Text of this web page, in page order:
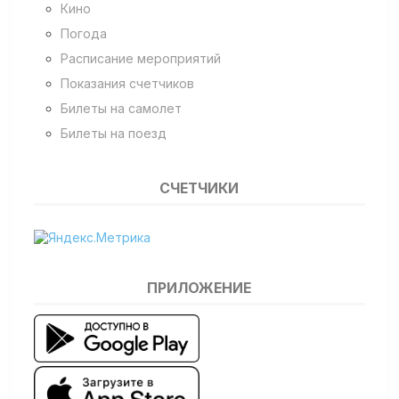
Кино
Погода
Расписание мероприятий
Показания счетчиков
Билеты на самолет
Билеты на поезд
СЧЕТЧИКИ
ПРИЛОЖЕНИЕ